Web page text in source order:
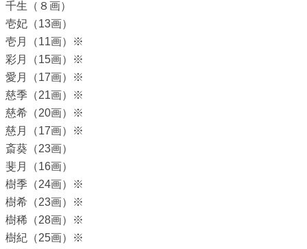
千生（８画）
壱妃（13画）
壱月（11画）※
彩月（15画）※
愛月（17画）※
慈季（21画）※
慈希（20画）※
慈月（17画）※
斎葵（23画）
斐月（16画）
樹季（24画）※
樹希（23画）※
樹稀（28画）※
樹紀（25画）※